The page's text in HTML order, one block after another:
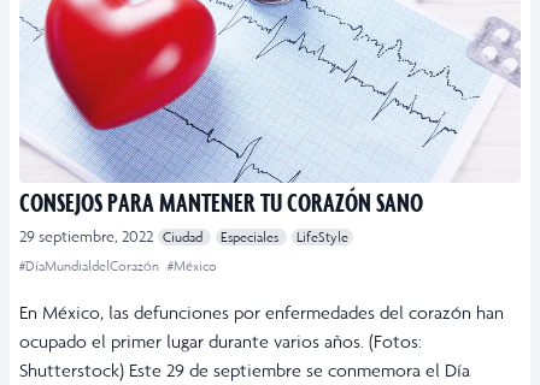
CONSEJOS PARA MANTENER TU CORAZÓN SANO
29 septiembre, 2022 Ciudad Especiales
LifeStyle
#DíaMundialdelCorazón #México
En México, las defunciones por enfermedades del corazón han
ocupado el primer lugar durante varios años. (Fotos:
Shutterstock) Este 29 de septiembre se conmemora el Día